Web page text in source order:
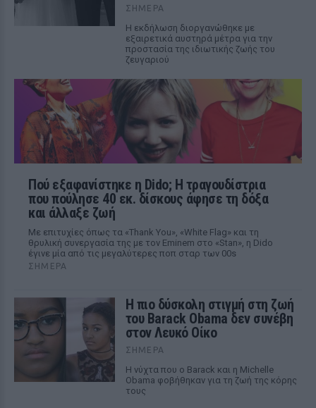
ΣΉΜΕΡΑ
Η εκδήλωση διοργανώθηκε με
εξαιρετικά αυστηρά μέτρα για την
προστασία της ιδιωτικής ζωής του
ζευγαριού
Πού εξαφανίστηκε η Dido; Η τραγουδίστρια
που πούλησε 40 εκ. δίσκους άφησε τη δόξα
και άλλαξε ζωή
Με επιτυχίες όπως τα «Thank You», «White Flag» και τη
θρυλική συνεργασία της με τον Eminem στο «Stan», η Dido
έγινε μία από τις μεγαλύτερες ποπ σταρ των 00s
ΣΉΜΕΡΑ
Η πιο δύσκολη στιγμή στη ζωή
του Barack Obama δεν συνέβη
στον Λευκό Οίκο
ΣΉΜΕΡΑ
Η νύχτα που ο Barack και η Michelle
Obama φοβήθηκαν για τη ζωή της κόρης
τους